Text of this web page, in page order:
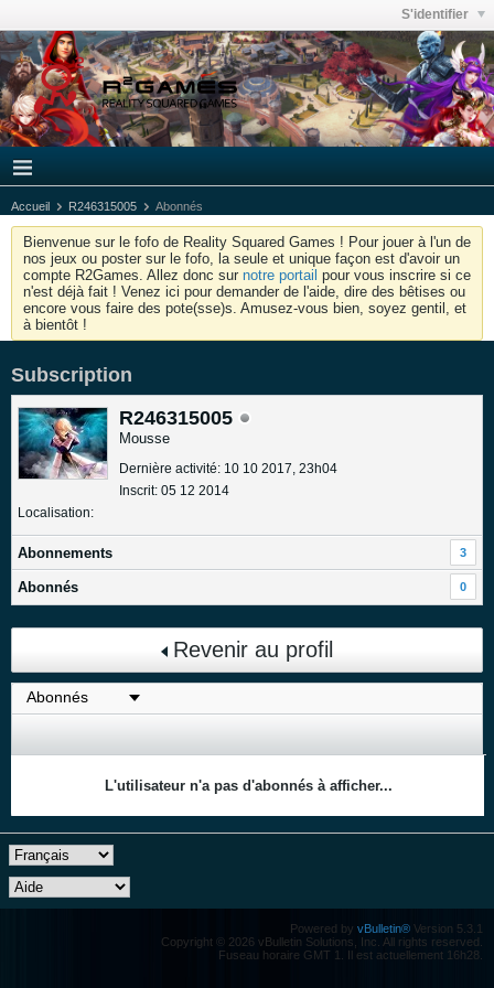
S'identifier
Accueil R246315005 Abonnés
Bienvenue sur le fofo de Reality Squared Games ! Pour jouer à l'un de
nos jeux ou poster sur le fofo, la seule et unique façon est d'avoir un
compte R2Games. Allez donc sur notre portail pour vous inscrire si ce
n'est déjà fait ! Venez ici pour demander de l'aide, dire des bêtises ou
encore vous faire des pote(sse)s. Amusez-vous bien, soyez gentil, et
à bientôt !
Subscription
R246315005
Mousse
Dernière activité: 10 10 2017, 23h04
Inscrit: 05 12 2014
Localisation:
Abonnements 3
Abonnés 0
Revenir au profil
L'utilisateur n'a pas d'abonnés à afficher...
Powered by vBulletin® Version 5.3.1
Copyright © 2026 vBulletin Solutions, Inc. All rights reserved.
Fuseau horaire GMT 1. Il est actuellement 16h28.